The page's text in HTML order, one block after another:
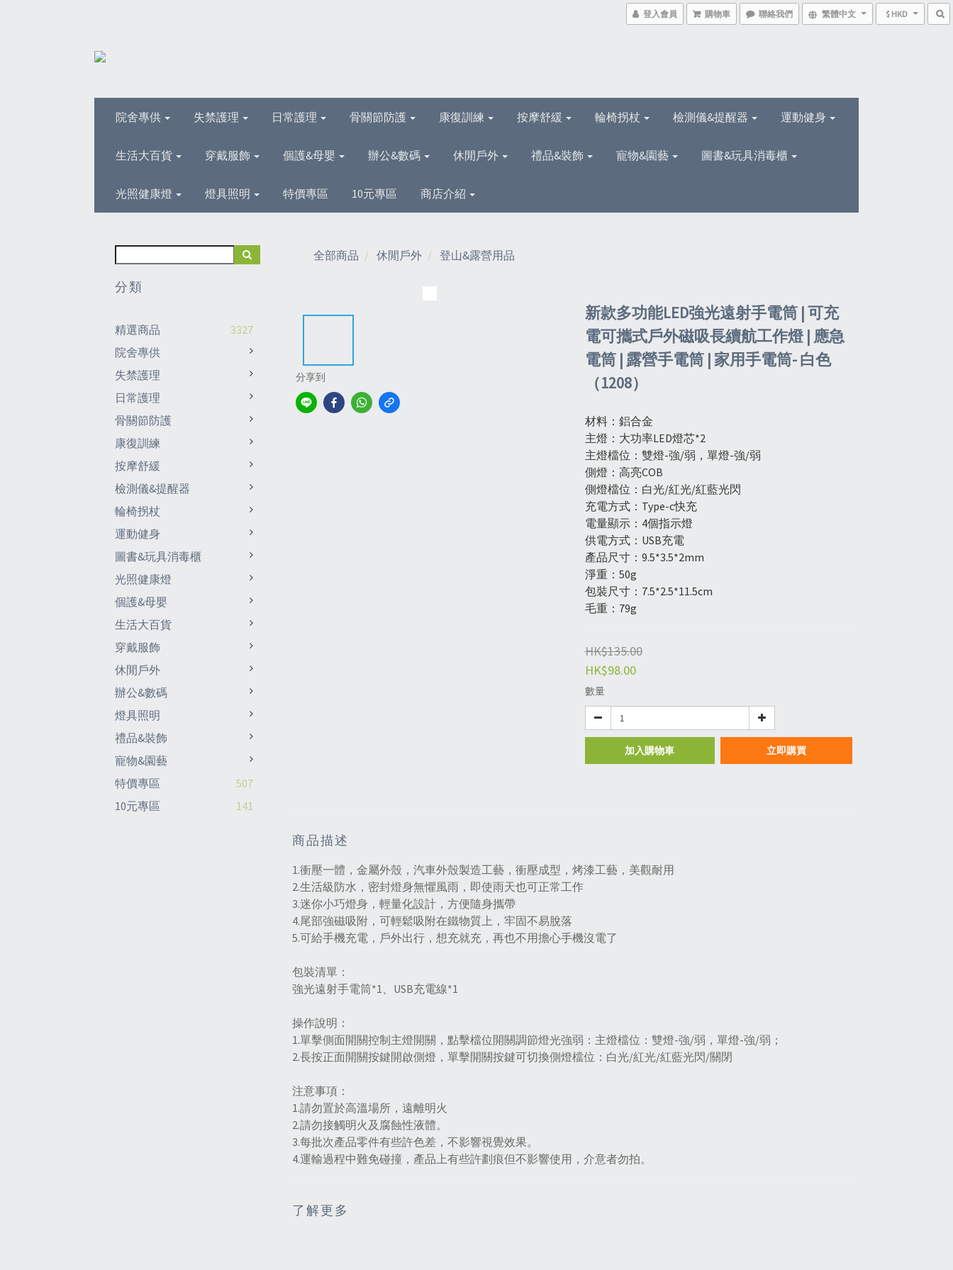
登入會員 購物車 聯絡我們 繁體中文 $ HKD
院舍專供 失禁護理 日常護理 骨關節防護 康復訓練 按摩舒緩 輪椅拐杖 檢測儀&提醒器 運動健身
生活大百貨 穿戴服飾 個護&母嬰 辦公&數碼 休閒戶外 禮品&裝飾 寵物&園藝 圖書&玩具消毒櫃
光照健康燈 燈具照明 特價專區 10元專區 商店介紹
分類
精選商品
3327
院舍專供
失禁護理
日常護理
骨關節防護
康復訓練
按摩舒緩
檢測儀&提醒器
輪椅拐杖
運動健身
圖書&玩具消毒櫃
光照健康燈
個護&母嬰
生活大百貨
穿戴服飾
休閒戶外
辦公&數碼
燈具照明
禮品&裝飾
寵物&園藝
特價專區
507
10元專區
141
全部商品 休閒戶外 登山&露營用品
分享到
新款多功能LED強光遠射手電筒 | 可充
電可攜式戶外磁吸長續航工作燈 | 應急
電筒 | 露營手電筒 | 家用手電筒- 白色
（1208）
材料：鋁合金
主燈：大功率LED燈芯*2
主燈檔位：雙燈-強/弱，單燈-強/弱
側燈：高亮COB
側燈檔位：白光/紅光/紅藍光閃
充電方式：Type-c快充
電量顯示：4個指示燈
供電方式：USB充電
產品尺寸：9.5*3.5*2mm
淨重：50g
包裝尺寸：7.5*2.5*11.5cm
毛重：79g
HK$135.00
HK$98.00
數量
加入購物車 立即購買
商品描述
1.衝壓一體，金屬外殼，汽車外殼製造工藝，衝壓成型，烤漆工藝，美觀耐用
2.生活級防水，密封燈身無懼風雨，即使雨天也可正常工作
3.迷你小巧燈身，輕量化設計，方便隨身攜帶
4.尾部強磁吸附，可輕鬆吸附在鐵物質上，牢固不易脫落
5.可給手機充電，戶外出行，想充就充，再也不用擔心手機沒電了
包裝清單：
強光遠射手電筒*1、USB充電線*1
操作說明：
1.單擊側面開關控制主燈開關，點擊檔位開關調節燈光強弱：主燈檔位：雙燈-強/弱，單燈-強/弱；
2.長按正面開關按鍵開啟側燈，單擊開關按鍵可切換側燈檔位：白光/紅光/紅藍光閃/關閉
注意事項：
1.請勿置於高溫場所，遠離明火
2.請勿接觸明火及腐蝕性液體。
3.每批次產品零件有些許色差，不影響視覺效果。
4.運輸過程中難免碰撞，產品上有些許劃痕但不影響使用，介意者勿拍。
了解更多